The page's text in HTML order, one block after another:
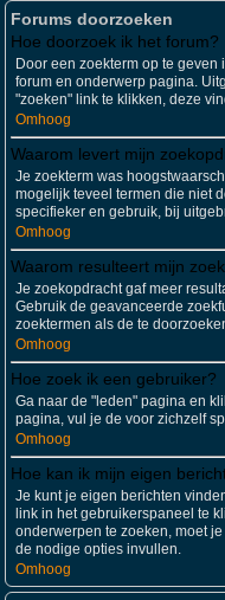
Forums doorzoeken
Hoe doorzoek ik het forum?
Door een zoekterm op te
forum en onderwerp pagina.
"zoeken" link te klikken, deze
Omhoog
Waarom levert mijn
Je zoekterm was
mogelijk teveel termen die niet
specifieker en gebruik, bij
Omhoog
Waarom resulteert mijn
Je zoekopdracht gaf meer
Gebruik de geavanceerde
zoektermen als de te
Omhoog
Hoe zoek ik een gebruiker?
Ga naar de "leden" pagina en
pagina, vul je de voor zichzelf
Omhoog
Hoe kan ik mijn eigen
Je kunt je eigen berichten
link in het gebruikerspaneel te
onderwerpen te zoeken, moet
de nodige opties invullen.
Omhoog